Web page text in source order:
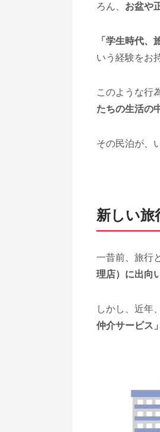
ろん、 お盆や
「学生時代、
いう経験をお
このような行
たちの生活の
その民泊が、
新しい旅
一昔前、旅行
理店）に出向
しかし、近年、
仲介サービス